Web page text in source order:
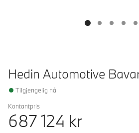
Hedin Automotive
Tilgjengelig nå
Kontantpris
687 124 kr